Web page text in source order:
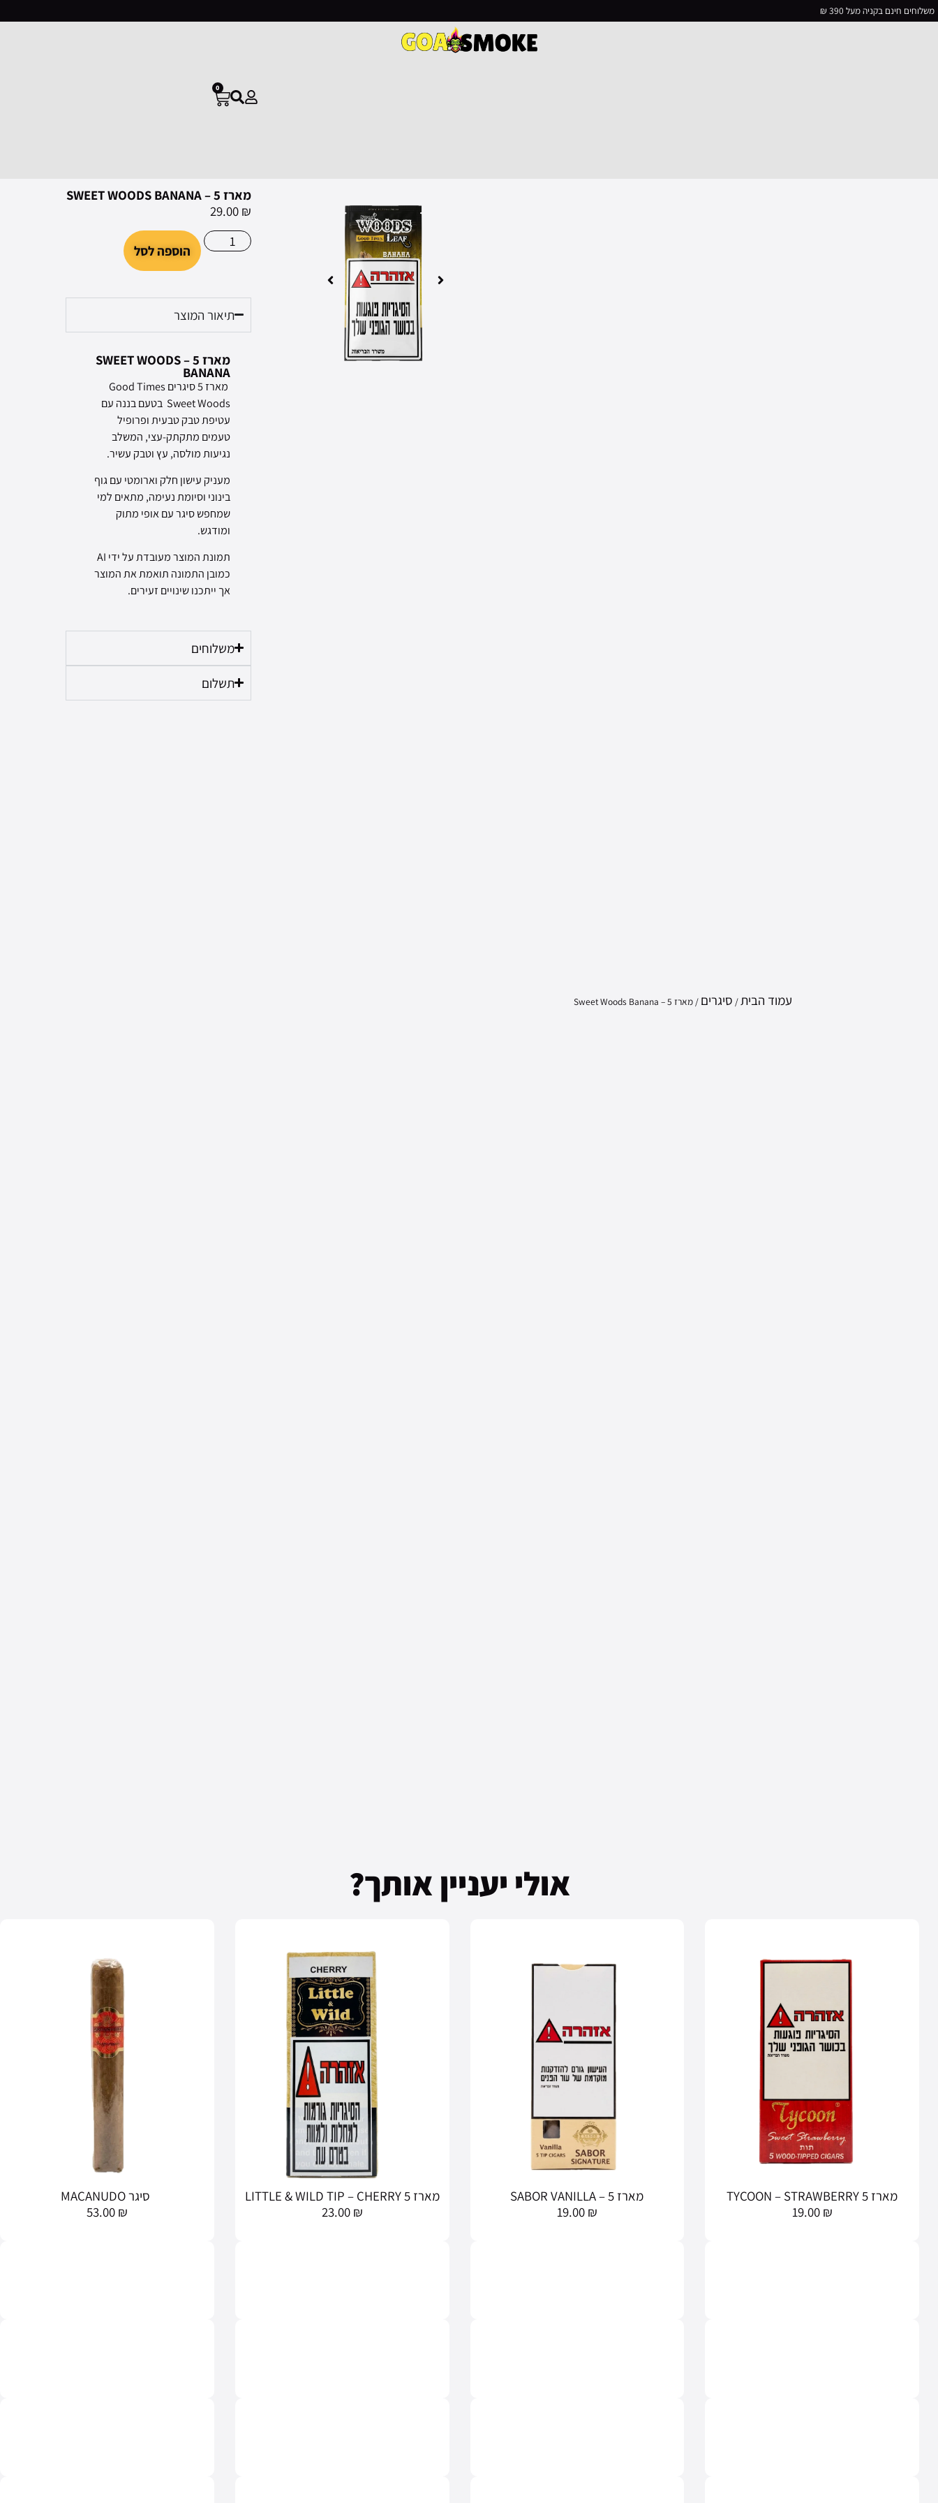
משלוחים חינם בקניה מעל 390 ₪
0
מארז 5 – SWEET WOODS BANANA
29.00 ₪
הוספה לסל
תיאור המוצר
מארז 5 – SWEET WOODS
BANANA
מארז 5 סיגרים Good Times
Sweet Woods בטעם בננה עם
עטיפת טבק טבעית ופרופיל
טעמים מתקתק-עצי, המשלב
נגיעות מולסה, עץ וטבק עשיר.
מעניק עישון חלק וארומטי עם גוף
בינוני וסיומת נעימה, מתאים למי
שמחפש סיגר עם אופי מתוק
ומודגש.
תמונת המוצר מעובדת על ידי AI
כמובן התמונה תואמת את המוצר
אך ייתכנו שינויים זעירים.
משלוחים
תשלום
עמוד הבית/ סיגרים / מארז 5 – Sweet Woods Banana
אולי יעניין אותך?
מארז 5 TYCOON – STRAWBERRY
19.00 ₪
מארז 5 – SABOR VANILLA
19.00 ₪
מארז 5 LITTLE & WILD TIP – CHERRY
23.00 ₪
סיגר MACANUDO
53.00 ₪